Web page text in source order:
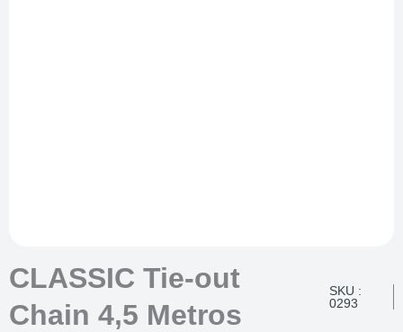
CLASSIC Tie-out
Chain 4,5 Metros
SKU :
0293